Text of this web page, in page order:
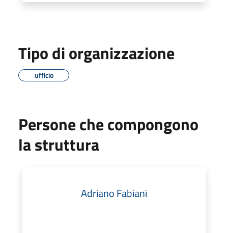
Tipo di organizzazione
ufficio
Persone che compongono
la struttura
Adriano Fabiani